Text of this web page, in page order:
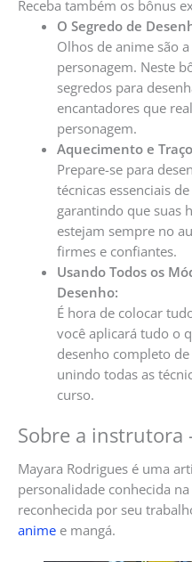
Receba também os bônus
O Segredo de
Olhos de anime são
personagem. Neste
segredos para
encantadores que
personagem.
Aquecimento e
Prepare-se para
técnicas essenciais
garantindo que suas
estejam sempre no
firmes e confiantes.
Usando Todos os
Desenho:
É hora de colocar
você aplicará tudo o
desenho completo
unindo todas as
curso.
Sobre a instrutora
Mayara Rodrigues é uma
personalidade conhecida
reconhecida por seu
anime e mangá.